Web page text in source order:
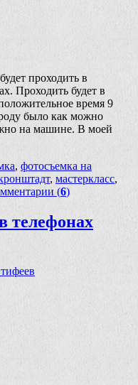
проходить в
Проходить будет в
время 9
было как можно
на машине. В моей
, фотосъемка на
, мастеркласс,
(6)
телефонах